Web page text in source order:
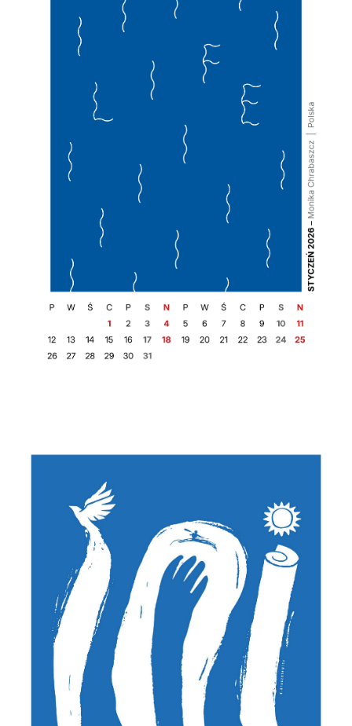
pośredników prezentujących nasze treści w postaci
wiadomości, ofert, komunikatów mediów